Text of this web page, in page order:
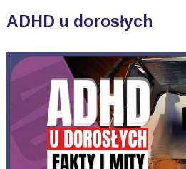
ADHD u dorosłych